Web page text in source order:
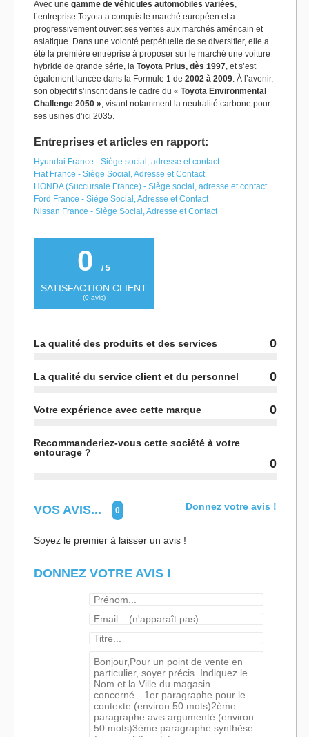
Avec une gamme de véhicules automobiles variées,
l’entreprise Toyota a conquis le marché européen et a
progressivement ouvert ses ventes aux marchés américain et
asiatique. Dans une volonté perpétuelle de se diversifier, elle a
été la première entreprise à proposer sur le marché une voiture
hybride de grande série, la Toyota Prius, dès 1997, et s’est
également lancée dans la Formule 1 de 2002 à 2009. À l’avenir,
son objectif s’inscrit dans le cadre du « Toyota Environmental
Challenge 2050 », visant notamment la neutralité carbone pour
ses usines d’ici 2035.
Entreprises et articles en rapport:
Hyundai France - Siège social, adresse et contact
Fiat France - Siège Social, Adresse et Contact
HONDA (Succursale France) - Siège social, adresse et contact
Ford France - Siège Social, Adresse et Contact
Nissan France - Siège Social, Adresse et Contact
0 / 5
SATISFACTION CLIENT
(0avis)
La qualité des produits et des services 0
La qualité du service client et du personnel 0
Votre expérience avec cette marque 0
Recommanderiez-vous cette société à votre
entourage ?
0
VOS AVIS... 0 Donnez votre avis !
Soyez le premier à laisser un avis !
DONNEZ VOTRE AVIS !